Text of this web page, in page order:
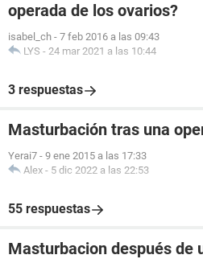
operada de los ovarios?
isabel_ch - 7 feb 2016 a las 09:43
LYS - 24 mar 2021 a las 10:44
3 respuestas
Masturbación tras una
Yerai7 - 9 ene 2015 a las 17:33
Alex - 5 dic 2022 a las 22:53
55 respuestas
Masturbacion después de